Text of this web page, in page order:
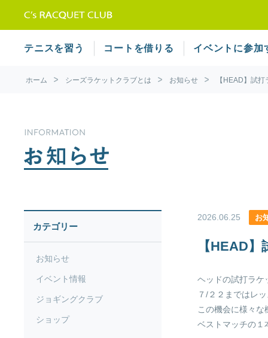
テニスを習う コートを借りる イベントに参加
ホーム シーズラケットクラブとは お知らせ 【HEAD】試
2026.06.25 お
【HEAD
ヘッドの試打ラケ
７/２２まではレ
この機会に様々
ベストマッチの１
カテゴリー
お知らせ
イベント情報
ジョギングクラブ
ショップ